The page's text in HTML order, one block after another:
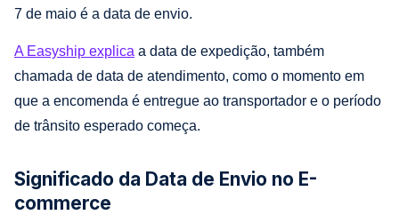
7 de maio é a data de envio.
A Easyship explica a data de expedição, também
chamada de data de atendimento, como o momento em
que a encomenda é entregue ao transportador e o período
de trânsito esperado começa.
Significado da Data de Envio no E-
commerce